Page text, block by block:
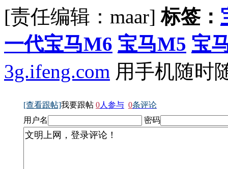
[责任编辑：maar]标签：
一代宝马M6 宝马M5 宝
3g.ifeng.com 用手机随时
[查看跟帖]我要跟帖 0人参与 0条评论
用户名
密码